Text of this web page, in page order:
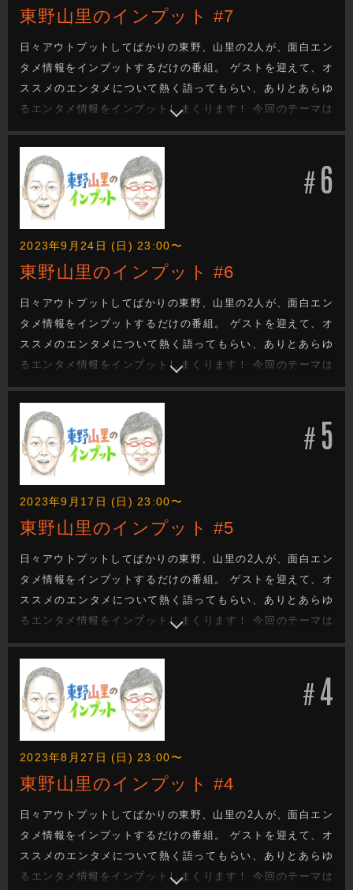
東野山里のインプット #7
日々アウトプットしてばかりの東野、山里の2人が、面白エン
タメ情報をインプットするだけの番組。 ゲストを迎えて、オ
ススメのエンタメについて熱く語ってもらい、ありとあらゆ
るエンタメ情報をインプットしまくります！ 今回のテーマは
「坂元裕二作品」ご本人との意外な関係性をもつLLR福田が
徹底解説！ 坂元裕二作品を観たことある人もない人も、これ
を見ればより好きになること間違いなしです！
#6
2023年9月24日 (日) 23:00〜
東野山里のインプット #6
日々アウトプットしてばかりの東野、山里の2人が、面白エン
タメ情報をインプットするだけの番組。 ゲストを迎えて、オ
ススメのエンタメについて熱く語ってもらい、ありとあらゆ
るエンタメ情報をインプットしまくります！ 今回のテーマは
「中島みゆき」 中島みゆきさんの歌に救われたというオズワ
ルド畠中が、歌の魅力を前のめりに話してくれます！ 番組後
半には、畠中のオリジナルソングも披露！！
# 5
2023年9月17日 (日) 23:00〜
東野山里のインプット #5
日々アウトプットしてばかりの東野、山里の2人が、面白エン
タメ情報をインプットするだけの番組。 ゲストを迎えて、オ
ススメのエンタメについて熱く語ってもらい、ありとあらゆ
るエンタメ情報をインプットしまくります！ 今回のテーマは
「選挙」選挙ってどうしてみんな必死なの？どういう人が選
挙に強いの？ そんな疑問に、選挙大好き、山本期日前(ゆかい
な議事録)がお答えします！ 選挙のおもしろさ、インプットし
ませんか？
#4
2023年8月27日 (日) 23:00〜
東野山里のインプット #4
日々アウトプットしてばかりの東野、山里の2人が、面白エン
タメ情報をインプットするだけの番組。 ゲストを迎えて、オ
ススメのエンタメについて熱く語ってもらい、ありとあらゆ
るエンタメ情報をインプットしまくります！ 今回のテーマは